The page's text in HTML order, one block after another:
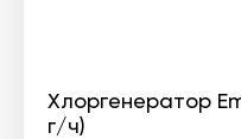
Хлоргенератор
г/ч)